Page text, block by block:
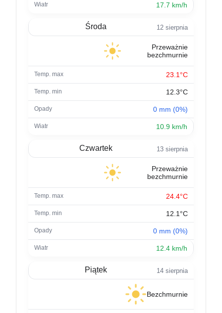
17.7 km/h
Środa 12 sierpnia
Przeważnie
bezchmurnie
23.1°C
12.3°C
0 mm (0%)
10.9 km/h
Czwartek 13 sierpnia
Przeważnie
bezchmurnie
24.4°C
12.1°C
0 mm (0%)
12.4 km/h
Piątek 14 sierpnia
Bezchmurnie